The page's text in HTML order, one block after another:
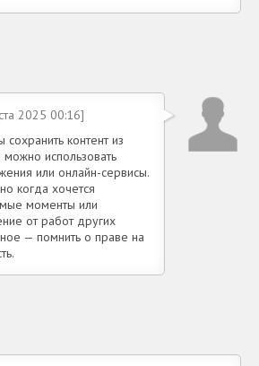
2025 00:16]
контент из
использовать
или онлайн-сервисы.
когда хочется
моменты или
от работ других
— помнить о праве на